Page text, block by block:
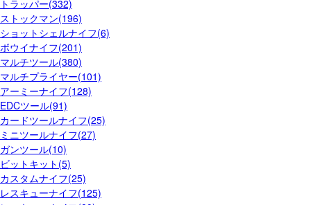
トラッパー(332)
ストックマン(196)
ショットシェルナイフ(6)
ボウイナイフ(201)
マルチツール(380)
マルチプライヤー(101)
アーミーナイフ(128)
EDCツール(91)
カードツールナイフ(25)
ミニツールナイフ(27)
ガンツール(10)
ビットキット(5)
カスタムナイフ(25)
レスキューナイフ(125)